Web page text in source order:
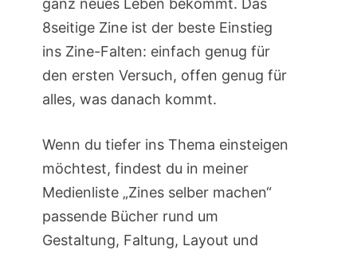
ganz neues Leben bekommt. Das
8seitige Zine ist der beste Einstieg
ins Zine-Falten: einfach genug für
den ersten Versuch, offen genug für
alles, was danach kommt.
Wenn du tiefer ins Thema einsteigen
möchtest, findest du in meiner
Medienliste „Zines selber machen“
passende Bücher rund um
Gestaltung, Faltung, Layout und